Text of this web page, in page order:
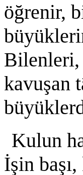
öğrenir,
Bilenleri,
kavuşan
Kulun
İşin